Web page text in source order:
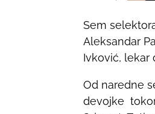
Sem
Aleksandar
Ivković, lekar
Od naredne
devojke